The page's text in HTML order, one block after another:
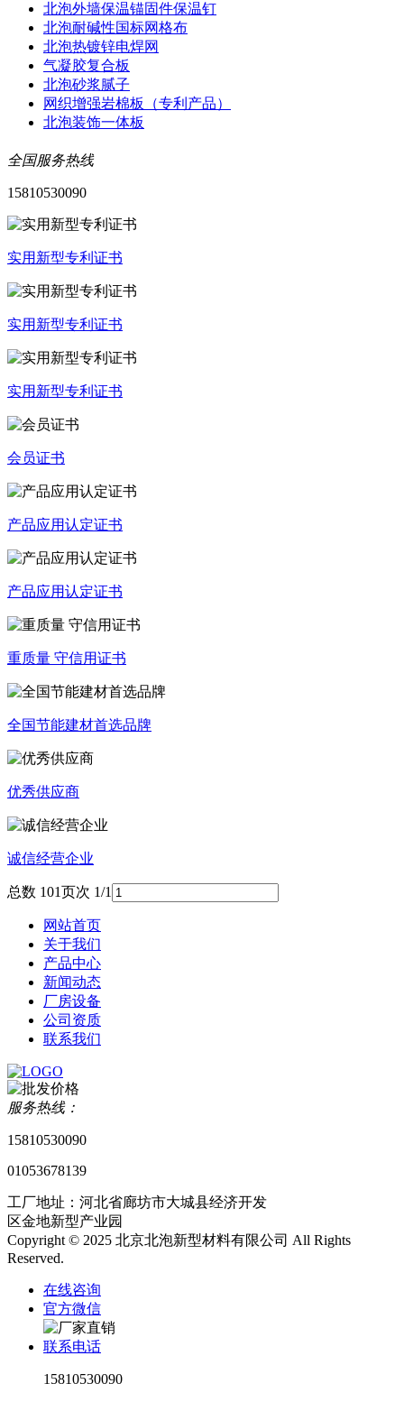
北泡外墙保温锚固件保温钉
北泡耐碱性国标网格布
北泡热镀锌电焊网
气凝胶复合板
北泡砂浆腻子
网织增强岩棉板（专利产品）
北泡装饰一体板
全国服务热线
15810530090
实用新型专利证书
实用新型专利证书
实用新型专利证书
会员证书
产品应用认定证书
产品应用认定证书
重质量 守信用证书
全国节能建材首选品牌
优秀供应商
诚信经营企业
总数 101页次 1/1
网站首页
关于我们
产品中心
新闻动态
厂房设备
公司资质
联系我们
服务热线：
15810530090
01053678139
工厂地址：河北省廊坊市大城县经济开发
区金地新型产业园
Copyright © 2025 北京北泡新型材料有限公司 All Rights
Reserved.
在线咨询
官方微信
联系电话
15810530090